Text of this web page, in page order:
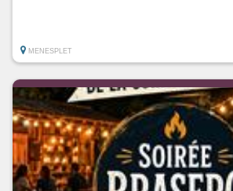
MENESPLET